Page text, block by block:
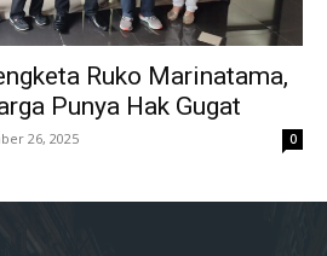
Ruko Marinatama,
Punya Hak Gugat
26, 2025 0